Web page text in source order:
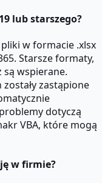
lub starszego?
w formacie .xlsx
Starsze formaty,
są wspierane.
zastąpione
dotyczą
VBA, które mogą
w firmie?